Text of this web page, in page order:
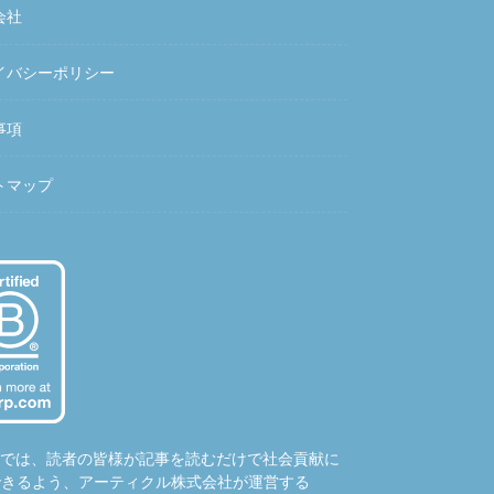
社
バシーポリシー
項
マップ
は、読者の皆様が記事を読むだけで社会貢献に
るよう、アーティクル株式会社が運営する